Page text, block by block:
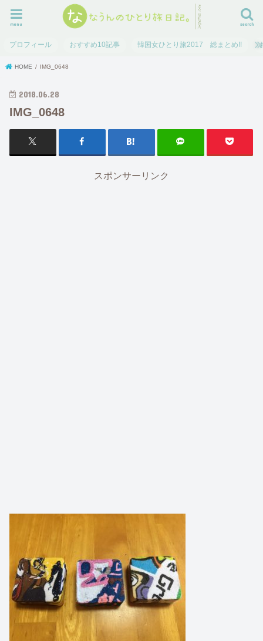
search
menu
プロフィール おすすめ10記事 韓国女ひとり旅2017 総まとめ!!
HOME IMG_0648
2018.06.28
IMG_0648
スポンサーリンク